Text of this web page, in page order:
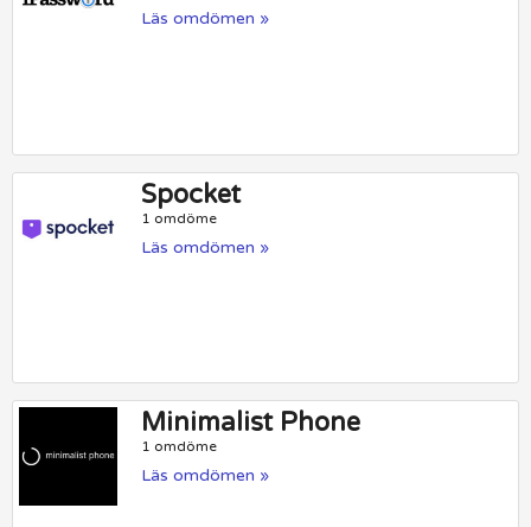
Läs omdömen »
Spocket
1 omdöme
Läs omdömen »
Minimalist Phone
1 omdöme
Läs omdömen »